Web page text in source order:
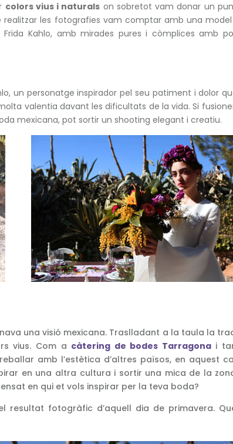
colors vius i naturals on sobretot vam donar un
realitzar les fotografies vam comptar amb una
Kahlo, amb mirades pures i còmplices amb
un personatge inspirador pel seu patiment i dolor
valentia davant les dificultats de la vida. Si
mexicana, pot sortir un shooting elegant i creatiu.
una visió mexicana. Traslladant a la taula la
vius. Com a càtering de bodes Tarragonai
amb l’estètica d’altres països, en aquest
en una altra cultura i sortir una mica de la
en qui et vols inspirar per la teva boda?
resultat fotogràfic d’aquell dia de primavera.